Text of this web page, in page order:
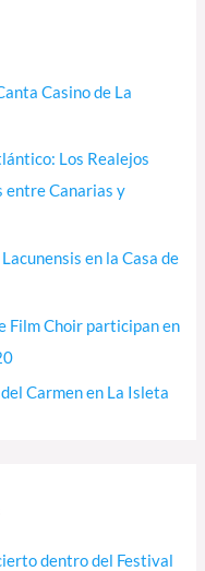
Casino de La
Los Realejos
entre Canarias y
en la Casa de
Film Choir participan en
Carmen en La Isleta
dentro del Festival